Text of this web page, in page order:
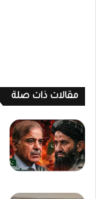
مقالات ذات صلة